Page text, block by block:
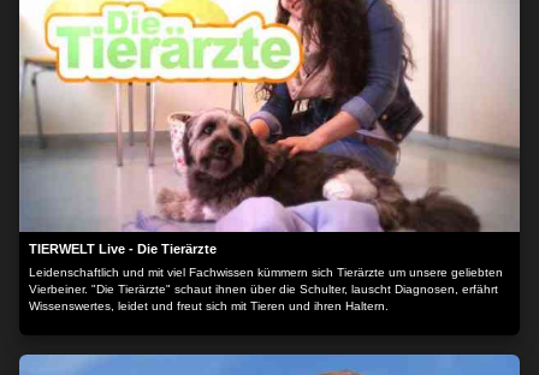
TIERWELT Live - Die Tierärzte
Leidenschaftlich und mit viel Fachwissen kümmern sich Tierärzte um unsere geliebten
Vierbeiner. "Die Tierärzte" schaut ihnen über die Schulter, lauscht Diagnosen, erfährt
Wissenswertes, leidet und freut sich mit Tieren und ihren Haltern.